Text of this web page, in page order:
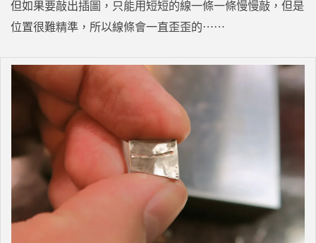
但如果要敲出插圖，只能用短短的線一條一條慢慢敲，但是
位置很難精準，所以線條會一直歪歪的⋯⋯